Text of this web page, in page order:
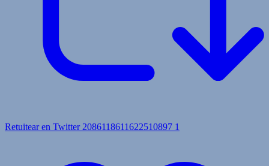
Retuitear en Twitter 2086118611622510897 1